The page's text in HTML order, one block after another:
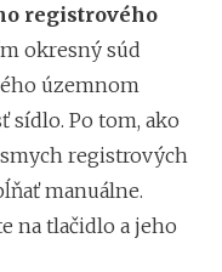
registrového
okresný súd
územnom
sídlo. Po tom, ako
registrových
manuálne.
na tlačidlo a jeho